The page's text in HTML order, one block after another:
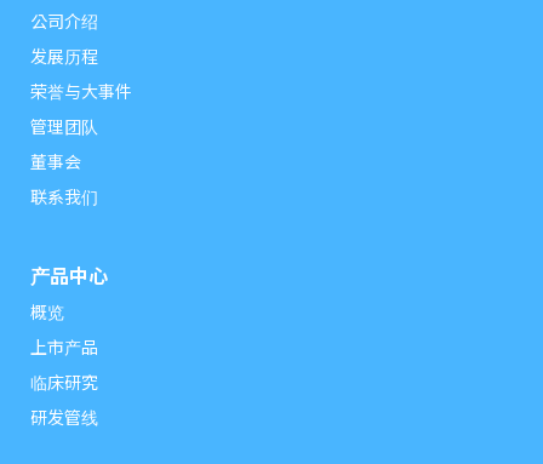
公司介绍
发展历程
荣誉与大事件
管理团队
董事会
联系我们
产品中心
概览
上市产品
临床研究
研发管线